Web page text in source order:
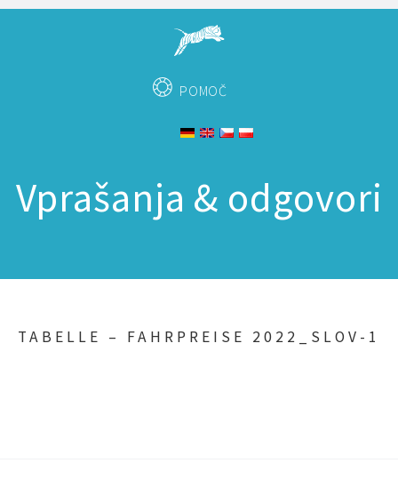
POMOČ
Vprašanja & odgovori
TABELLE – FAHRPREISE 2022_SLOV-1